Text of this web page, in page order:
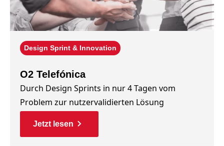
Design Sprint & Innovation
O2 Telefónica
Durch Design Sprints in nur 4 Tagen vom
Problem zur nutzervalidierten Lösung
Jetzt lesen